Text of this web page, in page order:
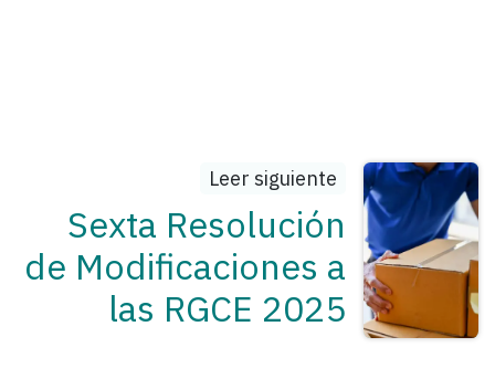
Leer siguiente
Sexta Resolución
de Modificaciones a
las RGCE 2025